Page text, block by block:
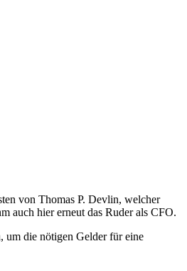
von Thomas P. Devlin, welcher
auch hier erneut das Ruder als CFO.
um die nötigen Gelder für eine